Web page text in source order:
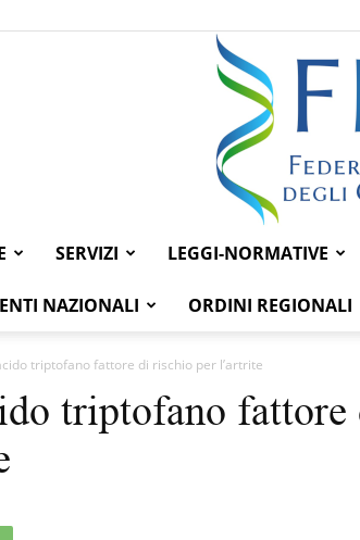
SERVIZI LEGGI-NORMATIVE
NAZIONALI ORDINI REGIONALI
triptofano fattore di rischio per l’artrite
triptofano